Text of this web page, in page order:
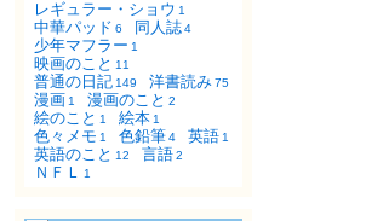
レギュラー・ショウ 1
中華パッド 6 同人誌4
少年マフラー 1
映画のこと 11
普通の日記 149 洋書読み75
漫画 1 漫画のこと 2
絵のこと 1 絵本 1
色々メモ 1 色鉛筆4 英語 1
英語のこと 12 言語2
ＮＦＬ 1